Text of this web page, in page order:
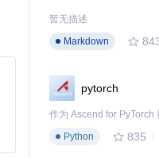
暂无描述
Markdown
pytorch
Python
835